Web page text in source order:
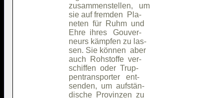
                   zusammenstellen,   um
                   sie auf fremden  Pla-
                   neten  für  Ruhm  und
                   Ehre  ihres   Gouver-
                   neurs kämpfen zu las-
                   sen. Sie können  aber
                   auch  Rohstoffe  ver-
                   schiffen  oder  Trup-
                   pentransporter   ent-
                   senden,  um  aufstän-
                   dische  Provinzen  zu